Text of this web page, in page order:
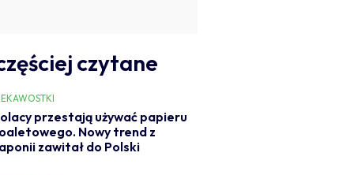
czytane
przestają używać papieru
Nowy trend z
zawitał do Polski